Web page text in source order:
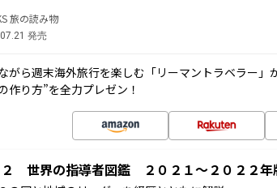
旅の読み物
発売
がら週末海外旅行を楽しむ「リーマントラベラー」
作り方”を全力プレゼン！
世界の指導者図鑑 ２０２１～２０２２